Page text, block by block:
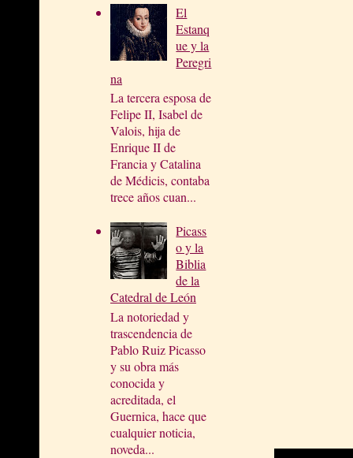
El
Estanq
ue y la
Peregri
na
La tercera esposa de
Felipe II, Isabel de
Valois, hija de
Enrique II de
Francia y Catalina
de Médicis, contaba
trece años cuan...
Picass
o y la
Biblia
de la
Catedral de León
La notoriedad y
trascendencia de
Pablo Ruiz Picasso
y su obra más
conocida y
acreditada, el
Guernica, hace que
cualquier noticia,
noveda...